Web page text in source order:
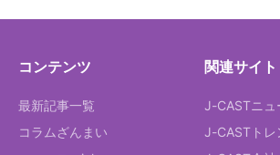
コンテンツ
最新記事一覧
コラムざんまい
関連サイト
J-CASTニュ
J-CASTトレ